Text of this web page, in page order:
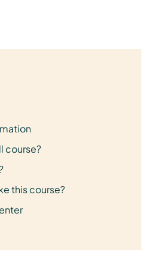
course?
this course?